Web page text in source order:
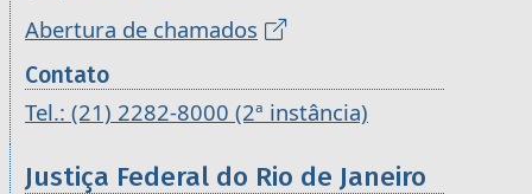
Abertura de chamados
Contato
Tel.: (21) 2282-8000 (2ª instância)
Justiça Federal do Rio de Janeiro